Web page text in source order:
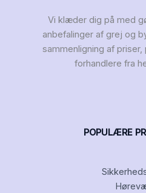
Vi klæder dig på med
anbefalinger af grej og
sammenligning af
forhandlere fra
POPULÆRE